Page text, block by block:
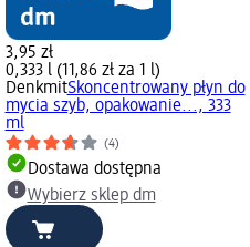
3,95 zł
0,333 l (11,86 zł za 1 l)
DenkmitSkoncentrowany płyn do
mycia szyb, opakowanie..., 333
ml
(4)
Dostawa dostępna
Wybierz sklep dm